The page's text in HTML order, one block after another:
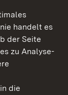
handelt es
der Seite
zu Analyse-
die